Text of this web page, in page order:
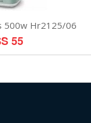
500w Hr2125/06
55